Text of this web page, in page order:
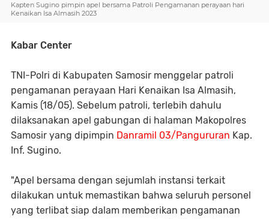
Kapten Sugino pimpin apel bersama Patroli Pengamanan perayaan hari
Kenaikan Isa Almasih 2023
Kabar Center
TNI-Polri di Kabupaten Samosir menggelar patroli
pengamanan perayaan Hari Kenaikan Isa Almasih,
Kamis (18/05). Sebelum patroli, terlebih dahulu
dilaksanakan apel gabungan di halaman Makopolres
Samosir yang dipimpin Danramil 03/Pangururan Kap.
Inf. Sugino.
"Apel bersama dengan sejumlah instansi terkait
dilakukan untuk memastikan bahwa seluruh personel
yang terlibat siap dalam memberikan pengamanan